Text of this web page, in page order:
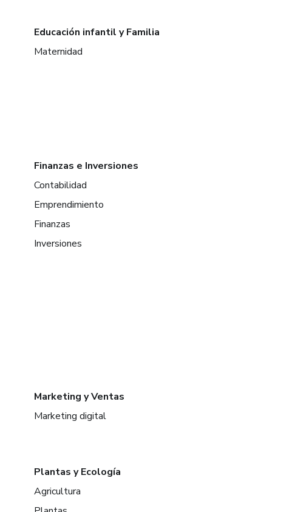
Educación infantil y Familia
Maternidad
Finanzas e Inversiones
Contabilidad
Emprendimiento
Finanzas
Inversiones
Marketing y Ventas
Marketing digital
Plantas y Ecología
Agricultura